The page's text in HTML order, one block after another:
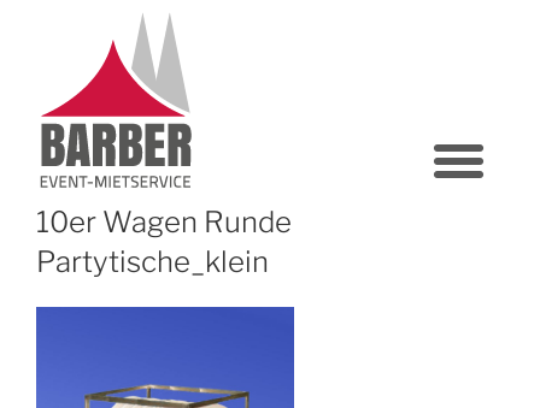
10er Wagen Runde
Partytische_klein